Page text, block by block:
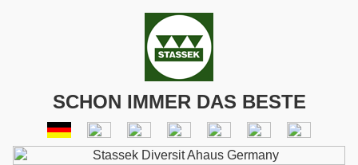
SCHON IMMER DAS BESTE